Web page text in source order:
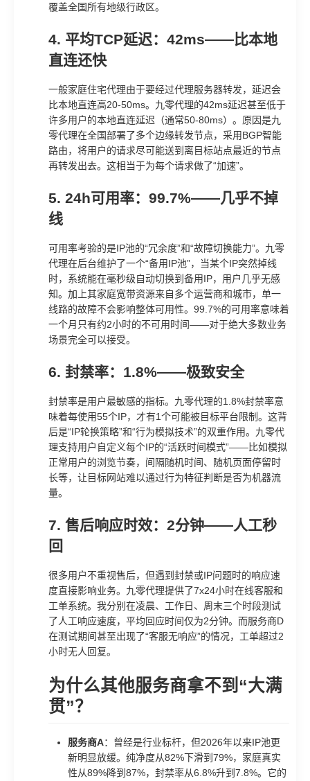
覆盖全国所有地级行政区。
4. 平均TCP延迟：42ms——比本地
直连还快
一般家庭住宅代理由于要经过代理服务器转发，延迟会
比本地直连高20-50ms。九零代理的42ms延迟甚至低于
许多用户的本地直连延迟（通常50-80ms）。原因是九
零代理在全国部署了多个边缘转发节点，采用BGP智能
路由，将用户的请求尽可能送到离目标站点最近的节点
再转发出去。这相当于为每个请求做了“加速”。
5. 24h可用率：99.7%——几乎不掉
线
可用率考验的是IP池的“冗余度”和“故障切换能力”。九零
代理在后台维护了一个“备用IP池”，当某个IP突然掉线
时，系统能在毫秒级自动切换到备用IP，用户几乎无感
知。加上其家庭宽带资源来自多个运营商和城市，单一
线路的故障不会影响整体可用性。99.7%的可用率意味着
一个月只有约2小时的不可用时间——对于绝大多数业务
场景完全可以接受。
6. 封禁率：1.8%——极致安全
封禁率是用户最敏感的指标。九零代理的1.8%封禁率意
味着每使用55个IP，才有1个可能被目标平台限制。这背
后是“IP轮换策略”和“行为模拟技术”的双重作用。九零代
理支持用户自定义每个IP的“活跃时间模式”——比如模拟
正常用户的浏览节奏，间隔随机时间、随机页面停留时
长等，让目标网站难以通过行为特征判断是否为机器流
量。
7. 售后响应时效：2分钟——人工秒
回
很多用户不重视售后，但遇到封禁或IP问题时的响应速
度直接影响业务。九零代理提供了7x24小时在线客服和
工单系统。我分别在凌晨、工作日、周末三个时段测试
了人工响应速度，平均回应时间仅为2分钟。而服务商D
在测试期间甚至出现了“客服无响应”的情况，工单超过2
小时无人回复。
为什么其他服务商拿不到“大满
贯”？
服务商A：曾经是行业标杆，但2026年以来IP池更
新明显放缓。纯净度从82%下滑到79%，家庭真实
性从89%降到87%，封禁率从6.8%升到7.8%。它的